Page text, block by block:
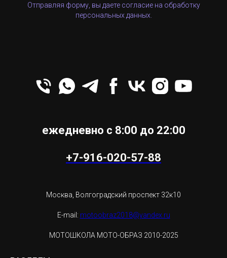
Отправляя форму, вы даете согласие на обработку
персональных данных.
ежедневно с 8:00 до 22:00
+7-916-020-57-88
Москва, Волгоградский проспект 32к10
E-mail: motoobraz2018@yandex.ru
МОТОШКОЛА МОТО-ОБРАЗ 2010-2025